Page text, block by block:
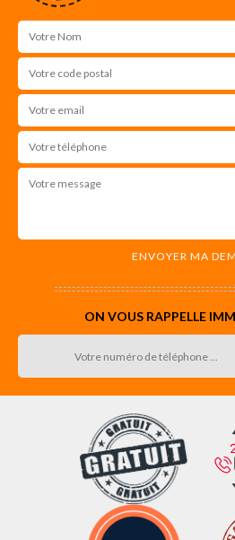
ON VOUS RAPPELLE